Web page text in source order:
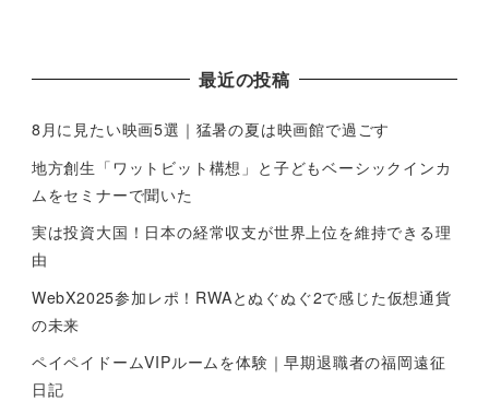
最近の投稿
8月に見たい映画5選｜猛暑の夏は映画館で過ごす
地方創生「ワットビット構想」と子どもベーシックインカ
ムをセミナーで聞いた
実は投資大国！日本の経常収支が世界上位を維持できる理
由
WebX2025参加レポ！RWAとぬぐぬぐ2で感じた仮想通貨
の未来
ペイペイドームVIPルームを体験｜早期退職者の福岡遠征
日記